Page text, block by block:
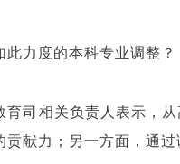
此力度的本科专业调整？
育司相关负责人表示，
贡献力；另一方面，通